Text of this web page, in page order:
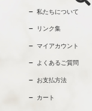
私たちについて
リンク集
マイアカウント
よくあるご質問
お支払方法
カート